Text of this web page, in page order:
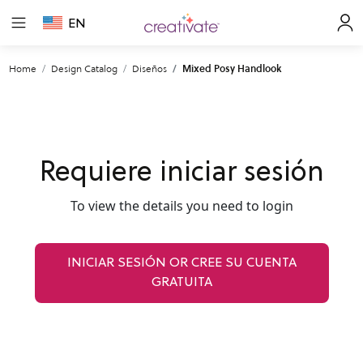
EN
Home Design Catalog Diseños Mixed Posy Handlook
Requiere iniciar sesión
To view the details you need to login
INICIAR SESIÓN OR CREE SU CUENTA
GRATUITA